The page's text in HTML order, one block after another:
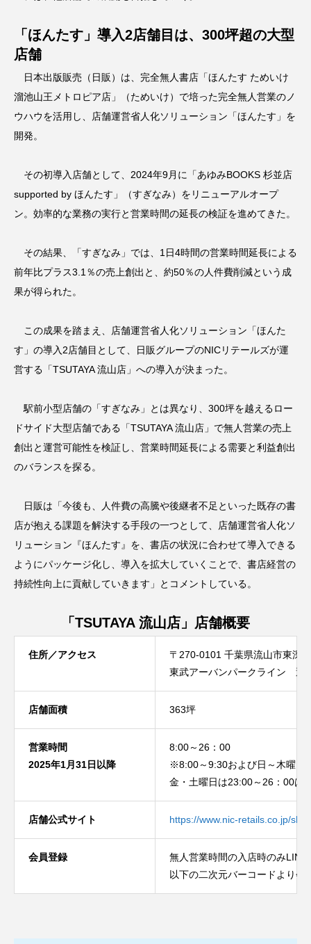
「ほんたす」導入2店舗目は、300坪超の大型
店舗
日本出版販売（日販）は、完全無人書店「ほんたす ためいけ
溜池山王メトロピア店」（ためいけ）で培った完全無人営業のノ
ウハウを活用し、店舗運営省人化ソリューション「ほんたす」を
開発。
その初導入店舗として、2024年9月に「あゆみBOOKS 杉並店
supported by ほんたす」（すぎなみ）をリニューアルオープ
ン。効率的な業務の実行と営業時間の延長の検証を進めてきた。
その結果、「すぎなみ」では、1日4時間の営業時間延長による
前年比プラス3.1％の売上創出と、約50％の人件費削減という成
果が得られた。
この成果を踏まえ、店舗運営省人化ソリューション「ほんた
す」の導入2店舗目として、日販グループのNICリテールズが運
営する「TSUTAYA 流山店」への導入が決まった。
駅前小型店舗の「すぎなみ」とは異なり、300坪を越えるロー
ドサイド大型店舗である「TSUTAYA 流山店」で無人営業の売上
創出と運営可能性を検証し、営業時間延長による需要と利益創出
のバランスを探る。
日販は「今後も、人件費の高騰や後継者不足といった既存の書
店が抱える課題を解決する手段の一つとして、店舗運営省人化ソ
リューション『ほんたす』を、書店の状況に合わせて導入できる
ようにパッケージ化し、導入を拡大していくことで、書店経営の
持続性向上に貢献していきます」とコメントしている。
「TSUTAYA 流山店」店舗概要
住所／アクセス
〒270-0101 千葉県流山市東深
東武アーバンパークライン
店舗面積 363坪
営業時間
2025年1月31日以降
8:00～26：00
※8:00～9:30および日～木曜日
金・土曜日は23:00～26：00は
店舗公式サイト https://www.nic-retails.co.jp/
会員登録
無人営業時間の入店時のみ
以下の二次元バーコードより会